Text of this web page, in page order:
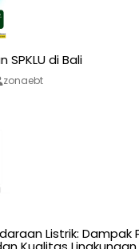
SPKLU di Bali
zonaebt
Listrik: